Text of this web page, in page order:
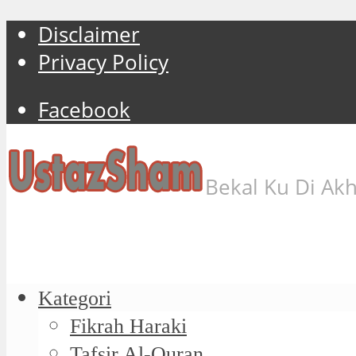
Disclaimer
Privacy Policy
Facebook
Bekal Ku Di
Kategori
Fikrah Haraki